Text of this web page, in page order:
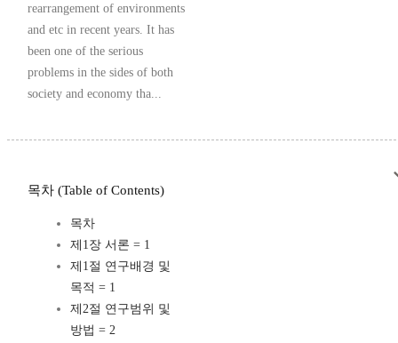
rearrangement of environments
and etc in recent years. It has
been one of the serious
problems in the sides of both
society and economy tha...
목차 (Table of Contents)
목차
제1장 서론 = 1
제1절 연구배경 및
목적 = 1
제2절 연구범위 및
방법 = 2